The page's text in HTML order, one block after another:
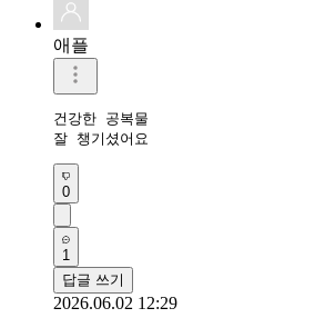
애플
건강한 공복물
잘 챙기셨어요
0
1
답글 쓰기
2026.06.02 12:29